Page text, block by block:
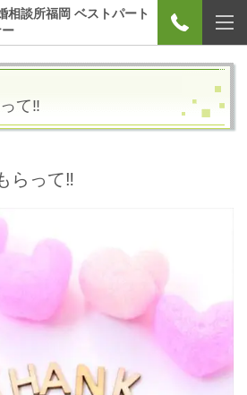
相談所福岡 ベストパート
て‼
らって‼